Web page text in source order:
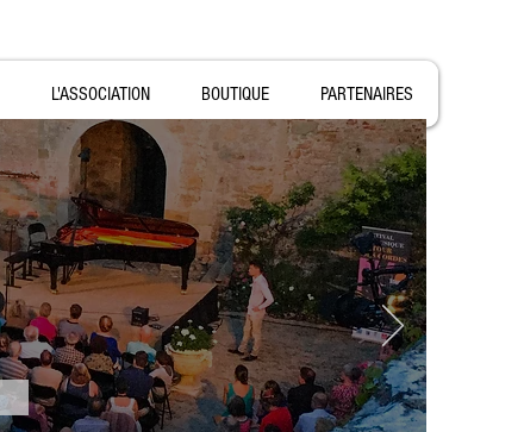
L'ASSOCIATION BOUTIQUE PARTENAIRES